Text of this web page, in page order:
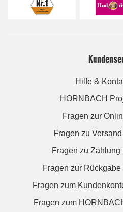
Hilfe &
HORNBACH
Fragen zur
Fragen zu
Fragen zu
Fragen zur
Fragen zum
Fragen zum